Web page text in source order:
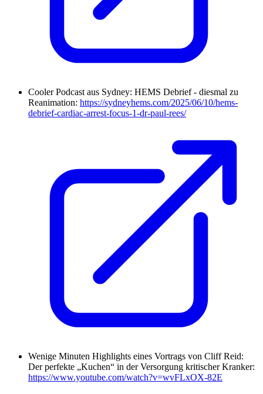
Cooler Podcast aus Sydney: HEMS Debrief - diesmal zu
Reanimation: https://sydneyhems.com/2025/06/10/hems-
debrief-cardiac-arrest-focus-1-dr-paul-rees/
Wenige Minuten Highlights eines Vortrags von Cliff Reid:
Der perfekte „Kuchen“ in der Versorgung kritischer Kranker:
https://www.youtube.com/watch?v=wvFLxOX-82E